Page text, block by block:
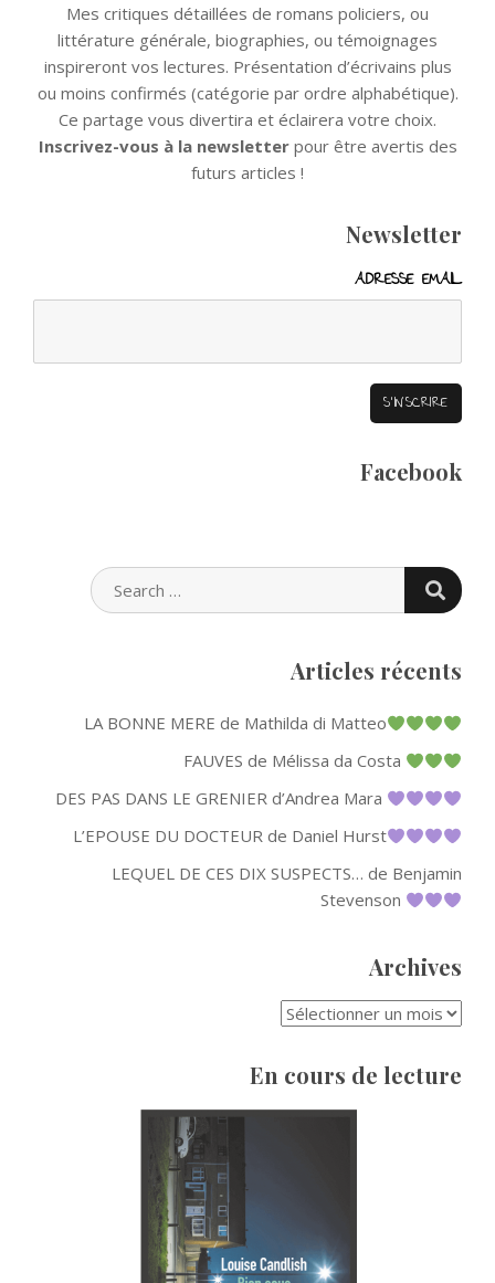
Mes critiques détaillées de romans policiers, ou
littérature générale, biographies, ou témoignages
inspireront vos lectures. Présentation d’écrivains plus
ou moins confirmés (catégorie par ordre alphabétique).
Ce partage vous divertira et éclairera votre choix.
Inscrivez-vous à la newsletterpour être avertis des
futurs articles !
Newsletter
ADRESSE EMAIL
Facebook
SEARCH
FOR:
Articles récents
LA BONNE MERE de Mathilda di Matteo
FAUVES de Mélissa da Costa
DES PAS DANS LE GRENIER d’Andrea Mara
L’EPOUSE DU DOCTEUR de Daniel Hurst
LEQUEL DE CES DIX SUSPECTS… de Benjamin
Stevenson
Archives
En cours de lecture